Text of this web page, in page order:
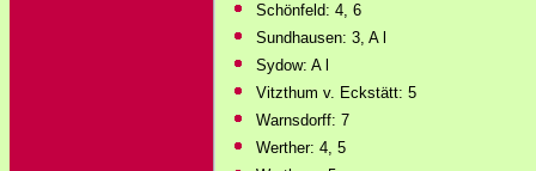
Schönfeld: 4, 6
Sundhausen: 3, A l
Sydow: A l
Vitzthum v. Eckstätt: 5
Warnsdorff: 7
Werther: 4, 5